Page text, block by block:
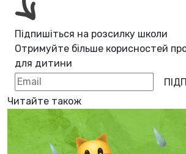
Підпишіться на розсилку школи
Отримуйте більше корисностей
для дитини
Читайте також